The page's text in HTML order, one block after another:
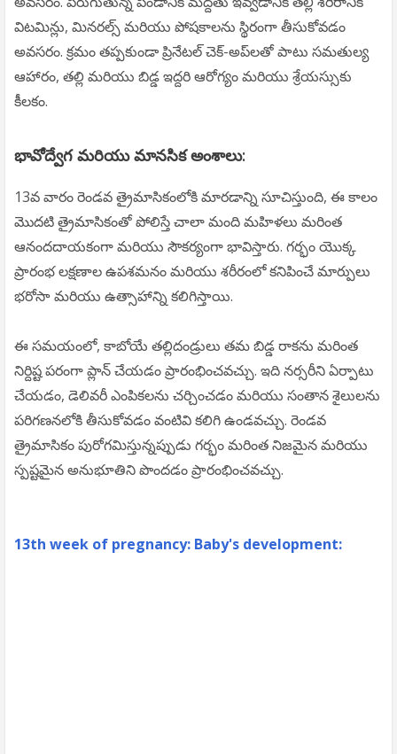
విటమిన్లు, మినరల్స్ మరియు పోషకాలను స్థిరంగా తీసుకోవడం
అవసరం. క్రమం తప్పకుండా ప్రినేటల్ చెక్-అప్‌లతో పాటు సమతుల్య
ఆహారం, తల్లి మరియు బిడ్డ ఇద్దరి ఆరోగ్యం మరియు శ్రేయస్సుకు
కీలకం.
భావోద్వేగ మరియు మానసిక అంశాలు:
13వ వారం రెండవ త్రైమాసికంలోకి మారడాన్ని సూచిస్తుంది, ఈ కాలం
మొదటి త్రైమాసికంతో పోలిస్తే చాలా మంది మహిళలు మరింత
ఆనందదాయకంగా మరియు సౌకర్యంగా భావిస్తారు. గర్భం యొక్క
ప్రారంభ లక్షణాల ఉపశమనం మరియు శరీరంలో కనిపించే మార్పులు
భరోసా మరియు ఉత్సాహాన్ని కలిగిస్తాయి.
ఈ సమయంలో, కాబోయే తల్లిదండ్రులు తమ బిడ్డ రాకను మరింత
నిర్దిష్ట పరంగా ప్లాన్ చేయడం ప్రారంభించవచ్చు. ఇది నర్సరీని ఏర్పాటు
చేయడం, డెలివరీ ఎంపికలను చర్చించడం మరియు సంతాన శైలులను
పరిగణనలోకి తీసుకోవడం వంటివి కలిగి ఉండవచ్చు. రెండవ
త్రైమాసికం పురోగమిస్తున్నప్పుడు గర్భం మరింత నిజమైన మరియు
స్పష్టమైన అనుభూతిని పొందడం ప్రారంభించవచ్చు.
13th week of pregnancy: Baby's development: